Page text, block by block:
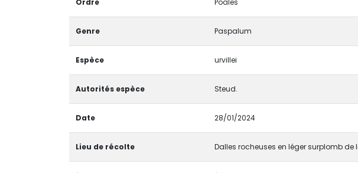
Ordre Poales
Genre Paspalum
Espèce urvillei
Autorités espèce Steud.
Date 28/01/2024
Lieu de récolte Dalles rocheuses en léger surplomb de